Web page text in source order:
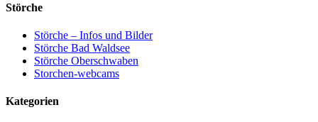
Störche
Störche – Infos und Bilder
Störche Bad Waldsee
Störche Oberschwaben
Storchen-webcams
Kategorien